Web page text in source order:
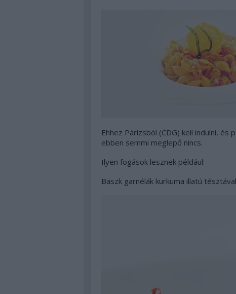
Ehhez Párizsból (CDG) kell indulni,
ebben semmi meglepő nincs.
Ilyen fogások lesznek például:
Baszk garnélák kurkuma illatú